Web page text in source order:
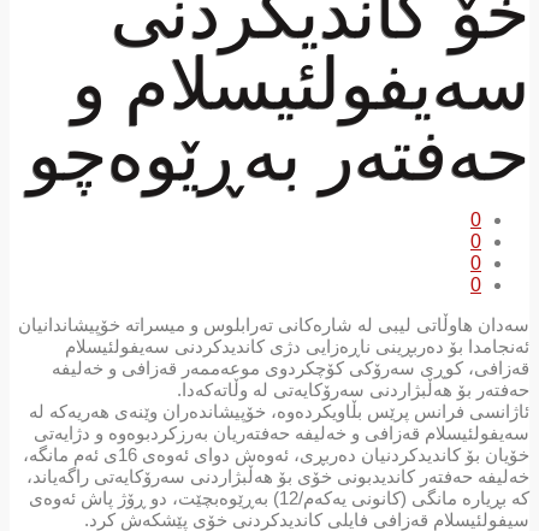
سەیفولئیسلام و
حەفتەر بەڕێوەچو
0
0
0
0
سەدان هاوڵاتی لیبی لە شارەکانی تەرابلوس و میسراتە خۆپیشاندانیان
ئەنجامدا بۆ دەربڕینی ناڕەزایی دژی کاندیدکردنی سەیفولئیسلام
قەزافی، کوڕی سەرۆکی کۆچکردوی موعەممەر قەزافی و خەلیفە
حەفتەر بۆ هەڵبژاردنی سەرۆکایەتی لە وڵاتەکەدا.
ئاژانسی فرانس پرێس بڵاویکردەوە، خۆپیشاندەران وێنەی هەریەکە لە
سەیفولئیسلام قەزافی و خەلیفە حەفتەریان بەرزکردبوەوە و دژایەتی
خۆیان بۆ کاندیدکردنیان دەربڕی، ئەوەش دوای ئەوەی 16ی ئەم مانگە،
خەلیفە حەفتەر کاندیدبونی خۆی بۆ هەڵبژاردنی سەرۆکایەتی راگەیاند،
کە بڕیارە مانگی (کانونی یەکەم/12) بەڕێوەبچێت، دو ڕۆژ پاش ئەوەی
سیفولئیسلام قەزافی فایلی کاندیدکردنی خۆی پێشکەش کرد.